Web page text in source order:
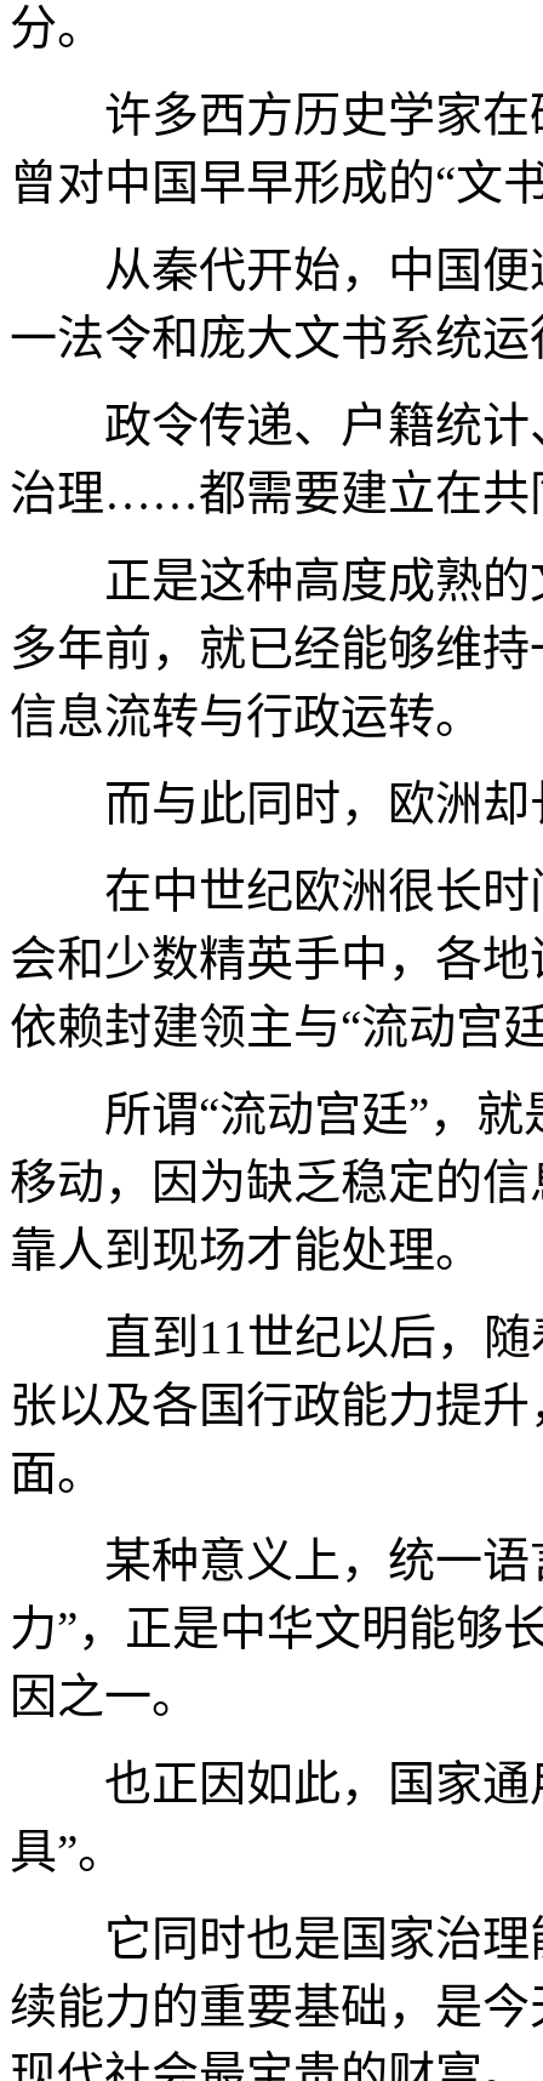
分。
许多西方历史学家在
曾对中国早早形成的“文
从秦代开始，中国便
一法令和庞大文书系统
政令传递、户籍统计
治理……都需要建立在共
正是这种高度成熟的
多年前，就已经能够维
信息流转与行政运转。
而与此同时，欧洲却
在中世纪欧洲很长时
会和少数精英手中，各
依赖封建领主与“流动宫
所谓“流动宫廷”，就
移动，因为缺乏稳定的
靠人到现场才能处理。
直到11世纪以后，随
张以及各国行政能力提
面。
某种意义上，统一语
力”，正是中华文明能够
因之一。
也正因如此，国家通
具”。
它同时也是国家治理
续能力的重要基础，是